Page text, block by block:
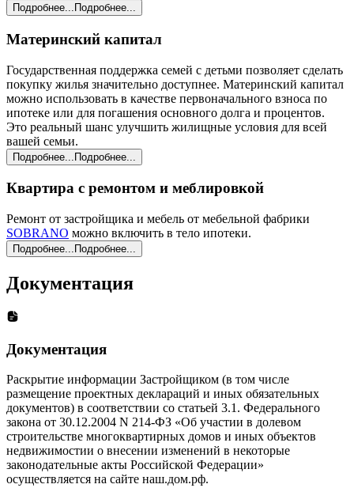
Подробнее... Подробнее...
Материнский капитал
Государственная поддержка семей с детьми позволяет сделать
покупку жилья значительно доступнее. Материнский капитал
можно использовать в качестве первоначального взноса по
ипотеке или для погашения основного долга и процентов.
Это реальный шанс улучшить жилищные условия для всей
вашей семьи.
Подробнее... Подробнее...
Квартира с ремонтом и меблировкой
Ремонт от застройщика и мебель от мебельной фабрики
SOBRANO можно включить в тело ипотеки.
Подробнее... Подробнее...
Документация
Документация
Раскрытие информации Застройщиком (в том числе
размещение проектных деклараций и иных обязательных
документов) в соответствии со статьей 3.1. Федерального
закона от 30.12.2004 N 214-ФЗ «Об участии в долевом
строительстве многоквартирных домов и иных объектов
недвижимостии о внесении изменений в некоторые
законодательные акты Российской Федерации»
осуществляется на сайте наш.дом.рф.